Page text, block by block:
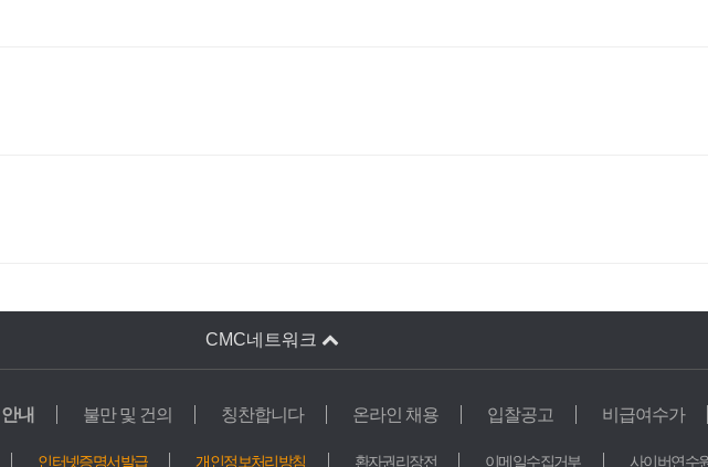
CMC네트워크
교육기관 연구기관
내 불만 및 건의 칭찬합니다 온라인 채용 입찰공고 비급여수가
인터넷증명서발급 개인정보처리방침 환자권리장전 이메일수집거부 사이버연수